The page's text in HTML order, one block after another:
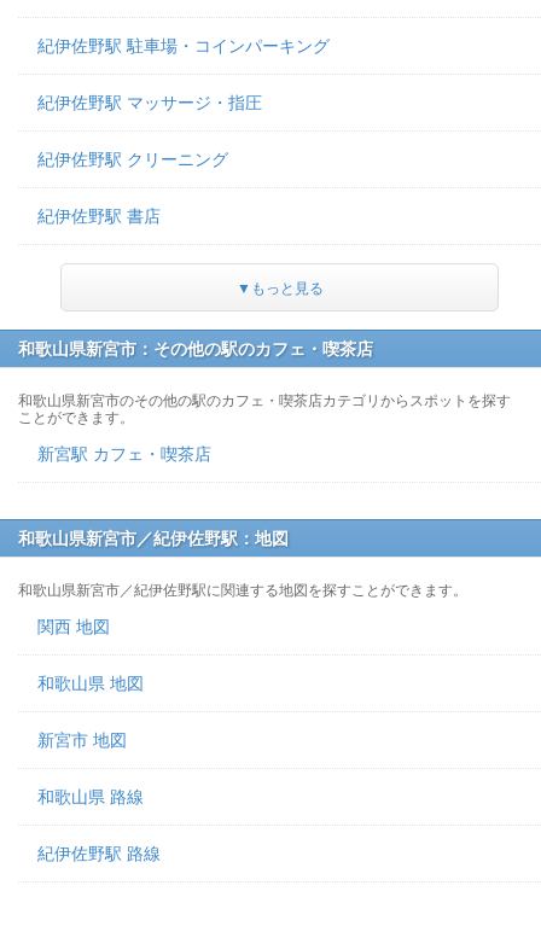
紀伊佐野駅 駐車場・コインパーキング
紀伊佐野駅 マッサージ・指圧
紀伊佐野駅 クリーニング
紀伊佐野駅 書店
▼もっと見る
和歌山県新宮市：その他の駅のカフェ・喫茶店
和歌山県新宮市のその他の駅のカフェ・喫茶店カテゴリからスポットを探す
ことができます。
新宮駅 カフェ・喫茶店
和歌山県新宮市／紀伊佐野駅：地図
和歌山県新宮市／紀伊佐野駅に関連する地図を探すことができます。
関西 地図
和歌山県 地図
新宮市 地図
和歌山県 路線
紀伊佐野駅 路線